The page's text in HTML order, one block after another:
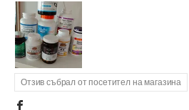
Отзив събрал от посетител на магазина